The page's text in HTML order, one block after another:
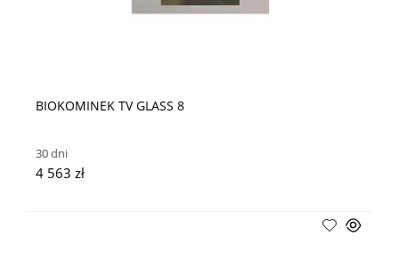
BIOKOMINEK TV GLASS 8
30 dni
4 563 zł